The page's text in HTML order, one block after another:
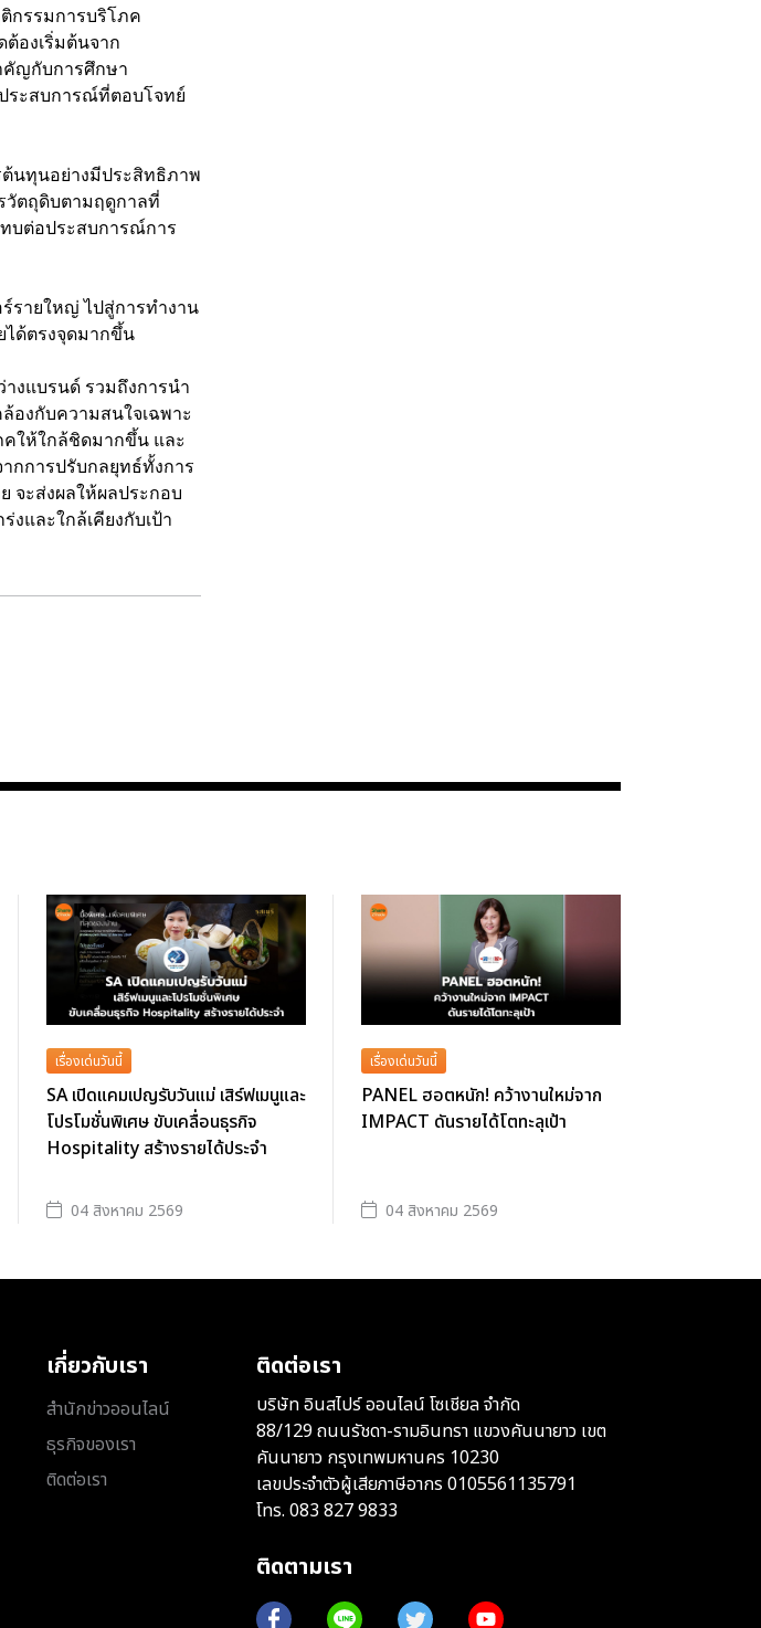
กรรมการบริโภค
องเริ่มต้นจาก
คัญกับการศึกษา
ระสบการณ์ที่ตอบโจทย์
ต้นทุนอย่างมีประสิทธิภาพ
วัตถุดิบตามฤดูกาลที่
บต่อประสบการณ์การ
รายใหญ่ ไปสู่การทำงาน
ได้ตรงจุดมากขึ้น
งแบรนด์ รวมถึงการนำ
งกับความสนใจเฉพาะ
ให้ใกล้ชิดมากขึ้น และ
กการปรับกลยุทธ์ทั้งการ
จะส่งผลให้ผลประกอบ
งและใกล้เคียงกับเป้า
เรื่องเด่นวันนี้
SA เปิดแคมเปญรับวันแม่ เสิร์ฟเมนูและ
โปรโมชั่นพิเศษ ขับเคลื่อนธุรกิจ
Hospitality สร้างรายได้ประจำ
04 สิงหาคม 2569
เรื่องเด่นวันนี้
PANEL ฮอตหนัก! คว้างานใหม่จาก
IMPACT ดันรายได้โตทะลุเป้า
04 สิงหาคม 2569
เกี่ยวกับเรา
สำนักข่าวออนไลน์
ธุรกิจของเรา
ติดต่อเรา
ติดต่อเรา
บริษัท อินสไปร์ ออนไลน์ โซเชียล จำกัด
88/129 ถนนรัชดา-รามอินทรา แขวงคันนายาว เขต
คันนายาว กรุงเทพมหานคร 10230
เลขประจำตัวผู้เสียภาษีอากร 0105561135791
โทร. 083 827 9833
ติดตามเรา